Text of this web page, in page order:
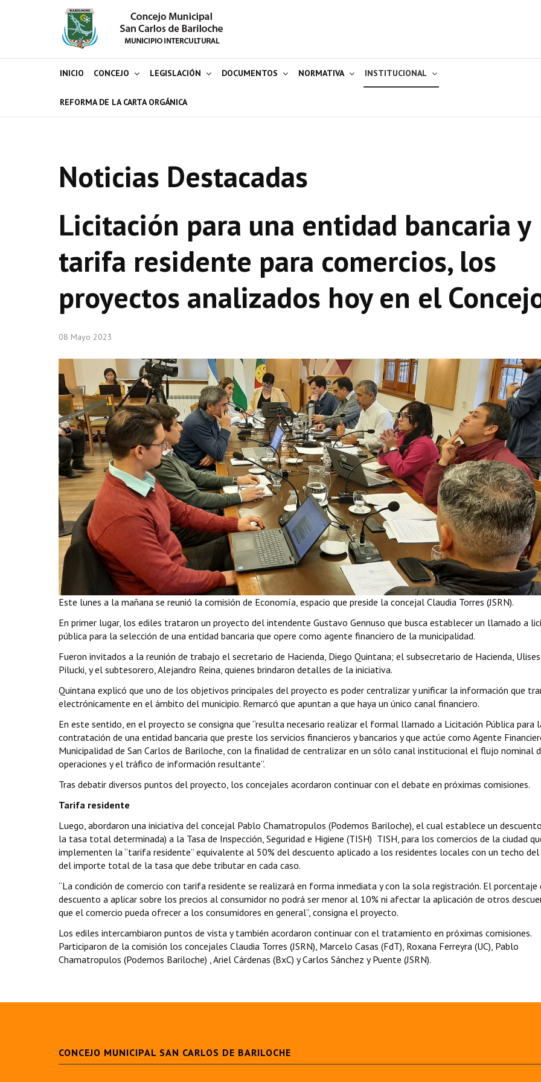
INICIO CONCEJO LEGISLACIÓN DOCUMENTOS NORMATIVA INSTITUCIONAL
REFORMA DE LA CARTA ORGÁNICA
Noticias Destacadas
Licitación para una entidad bancaria y
tarifa residente para comercios, los
proyectos analizados hoy en el
08 Mayo 2023
Este lunes a la mañana se reunió la comisión de Economía, espacio que preside la concejal Claudia Torres (JSRN).
En primer lugar, los ediles trataron un proyecto del intendente Gustavo Gennuso que busca establecer un llamado a
pública para la selección de una entidad bancaria que opere como agente financiero de la municipalidad.
Fueron invitados a la reunión de trabajo el secretario de Hacienda, Diego Quintana; el subsecretario de Hacienda,
Pilucki, y el subtesorero, Alejandro Reina, quienes brindaron detalles de la iniciativa.
Quintana explicó que uno de los objetivos principales del proyecto es poder centralizar y unificar la información que
electrónicamente en el ámbito del municipio. Remarcó que apuntan a que haya un único canal financiero.
En este sentido, en el proyecto se consigna que “resulta necesario realizar el formal llamado a Licitación Pública para
contratación de una entidad bancaria que preste los servicios financieros y bancarios y que actúe como Agente
Municipalidad de San Carlos de Bariloche, con la finalidad de centralizar en un sólo canal institucional el flujo nominal
operaciones y el tráfico de información resultante”.
Tras debatir diversos puntos del proyecto, los concejales acordaron continuar con el debate en próximas comisiones.
Tarifa residente
Luego, abordaron una iniciativa del concejal Pablo Chamatropulos (Podemos Bariloche), el cual establece un
la tasa total determinada) a la Tasa de Inspección, Seguridad e Higiene (TISH) TISH, para los comercios de la ciudad
implementen la “tarifa residente” equivalente al 50% del descuento aplicado a los residentes locales con un techo
del importe total de la tasa que debe tributar en cada caso.
“La condición de comercio con tarifa residente se realizará en forma inmediata y con la sola registración. El porcentaje
descuento a aplicar sobre los precios al consumidor no podrá ser menor al 10% ni afectar la aplicación de otros
que el comercio pueda ofrecer a los consumidores en general”, consigna el proyecto.
Los ediles intercambiaron puntos de vista y también acordaron continuar con el tratamiento en próximas comisiones.
Participaron de la comisión los concejales Claudia Torres (JSRN), Marcelo Casas (FdT), Roxana Ferreyra (UC), Pablo
Chamatropulos (Podemos Bariloche) , Ariel Cárdenas (BxC) y Carlos Sánchez y Puente (JSRN).
CONCEJO MUNICIPAL SAN CARLOS DE BARILOCHE